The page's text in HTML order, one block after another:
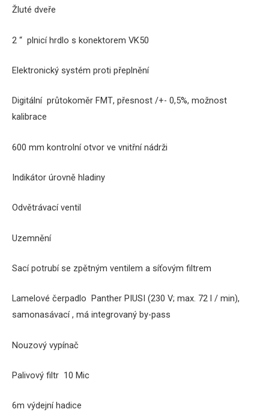
Žluté dveře
2 “ plnicí hrdlo s konektorem VK50
Elektronický systém proti přeplnění
Digitální průtokoměr FMT, přesnost /+- 0,5%, možnost
kalibrace
600 mm kontrolní otvor ve vnitřní nádrži
Indikátor úrovně hladiny
Odvětrávací ventil
Uzemnění
Sací potrubí se zpětným ventilem a síťovým filtrem
Lamelové čerpadlo Panther PIUSI (230 V; max. 72 l / min),
samonasávací , má integrovaný by-pass
Nouzový vypínač
Palivový filtr 10 Mic
6m výdejní hadice